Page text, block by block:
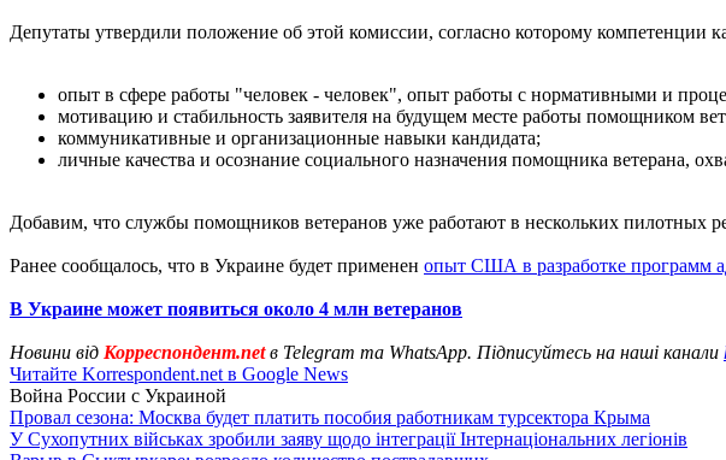
Депутаты утвердили положение об этой комиссии, согласно которому компетенции
опыт в сфере работы "человек - человек", опыт работы с нормативными и
мотивацию и стабильность заявителя на будущем месте работы помощником
коммуникативные и организационные навыки кандидата;
личные качества и осознание социального назначения помощника ветерана,
Добавим, что службы помощников ветеранов уже работают в нескольких пилотных
Ранее сообщалось, что в Украине будет применен опыт США в разработке программ
В Украине может появиться около 4 млн ветеранов
Новини від Корреспондент.netв Telegram та WhatsApp. Підписуйтесь на наші канали
Читайте Korrespondent.net в Google News
Война России с Украиной
Провал сезона: Москва будет платить пособия работникам турсектора Крыма
У Сухопутних військах зробили заяву щодо інтеграції Інтернаціональних легіонів